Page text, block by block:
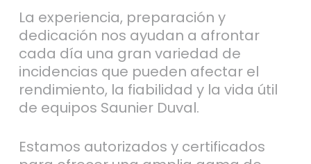
La experiencia, preparación y
dedicación nos ayudan a afrontar
cada día una gran variedad de
incidencias que pueden afectar el
rendimiento, la fiabilidad y la vida útil
de equipos Saunier Duval.
Estamos autorizados y certificados